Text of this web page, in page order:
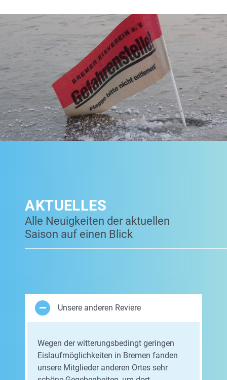
AKTUELLES
Alle Neuigkeiten der aktuellen
Saison auf einen Blick
Unsere anderen Reviere
Wegen der witterungsbedingt geringen
Eislaufmöglichkeiten in Bremen fanden
unsere Mitglieder anderen Ortes sehr